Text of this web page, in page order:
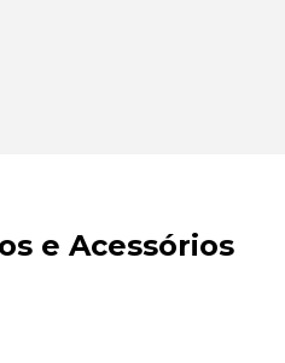
e Acessórios